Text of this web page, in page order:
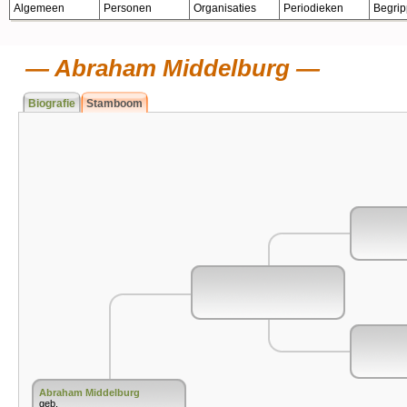
Algemeen Personen Organisaties Periodieken
Abraham Middelburg
Biografie Stamboom
Abraham Middelburg
geb.